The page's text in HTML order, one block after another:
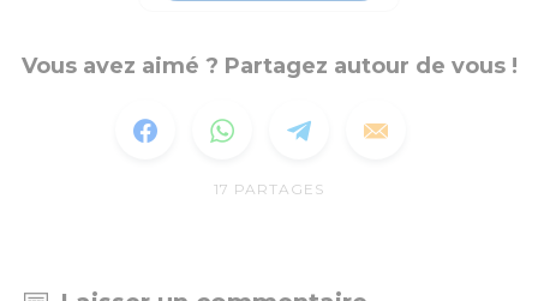
Vous avez aimé ? Partagez autour de vous !
17 PARTAGES